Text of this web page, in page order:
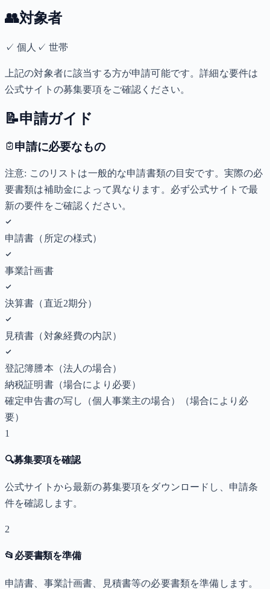
👥対象者
✓個人 ✓ 世帯
上記の対象者に該当する方が申請可能です。詳細な要件は
公式サイトの募集要項をご確認ください。
📝申請ガイド
申請に必要なもの
注意: このリストは一般的な申請書類の目安です。実際の必
要書類は補助金によって異なります。必ず公式サイトで最
新の要件をご確認ください。
申請書（所定の様式）
事業計画書
決算書（直近2期分）
見積書（対象経費の内訳）
登記簿謄本（法人の場合）
納税証明書（場合により必要）
確定申告書の写し（個人事業主の場合）
（場合により必
要）
1
🔍募集要項を確認
公式サイトから最新の募集要項をダウンロードし、申請条
件を確認します。
2
📂 必要書類を準備
申請書、事業計画書、見積書等の必要書類を準備します。